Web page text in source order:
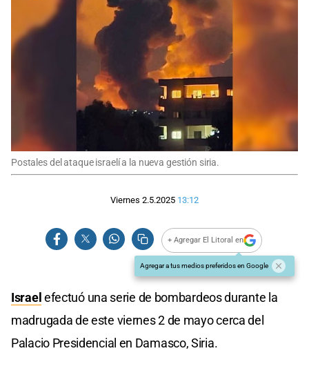
Postales del ataque israelí a la nueva gestión siria.
Viernes 2.5.2025 13:12
+ Agregar El Litoral en
Agregar a tus medios preferidos en Google
Israelefectuó una serie de bombardeos durante la
madrugada de este viernes 2 de mayo cerca del
Palacio Presidencial en Damasco, Siria.